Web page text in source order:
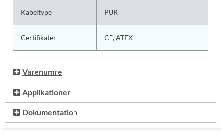
Kabeltype PUR
Certifikater CE, ATEX
Varenumre
Applikationer
Dokumentation